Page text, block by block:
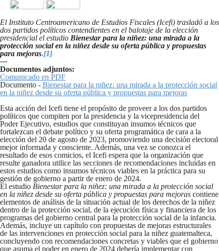
El Instituto Centroamericano de Estudios Fiscales (Icefi) trasladó a los
dos partidos políticos contendientes en el balotaje de la elección
presidencial el estudio Bienestar para la niñez: una mirada a la
protección social en la niñez desde su oferta pública y propuestas
para mejoras.[1]
---
Documentos adjuntos:
Comunicado en PDF
Documento - Bienestar para la niñez: una mirada a la protección social
en la niñez desde su oferta pública y propuestas para mejoras
Esta acción del Icefi tiene el propósito de proveer a los dos partidos
políticos que compiten por la presidencia y la vicepresidencia del
Poder Ejecutivo, estudios que constituyan insumos técnicos que
fortalezcan el debate político y su oferta programática de cara a la
elección del 20 de agosto de 2023, promoviendo una decisión electoral
mejor informada y consciente. Además, una vez se conozca el
resultado de esos comicios, el Icefi espera que la organización que
resulte ganadora utilice las secciones de recomendaciones incluidas en
estos estudios como insumos técnicos viables en la práctica para su
gestión de gobierno a partir de enero de 2024.
El estudio Bienestar para la niñez: una mirada a la protección social
en la niñez desde su oferta pública y propuestas para mejoras contiene
elementos de análisis de la situación actual de los derechos de la niñez
dentro de la protección social, de la ejecución física y financiera de los
programas del gobierno central para la protección social de la infancia.
Además, incluye un capítulo con propuestas de mejoras estructurales
de las intervenciones en protección social para la niñez guatemalteca,
concluyendo con recomendaciones concretas y viables que el gobierno
que asuma el poder en enero de 2024 debería implementar con